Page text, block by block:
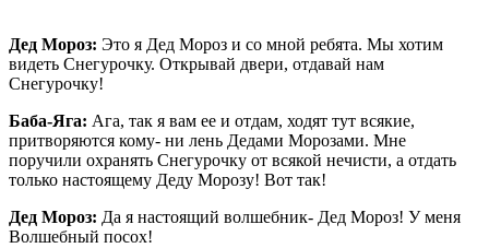
Дед Мороз: Это я Дед Мороз и со мной ребята. Мы хотим
видеть Снегурочку. Открывай двери, отдавай нам
Снегурочку!
Баба-Яга: Ага, так я вам ее и отдам, ходят тут всякие,
притворяются кому- ни лень Дедами Морозами. Мне
поручили охранять Снегурочку от всякой нечисти, а отдать
только настоящему Деду Морозу! Вот так!
Дед Мороз: Да я настоящий волшебник- Дед Мороз! У меня
Волшебный посох!